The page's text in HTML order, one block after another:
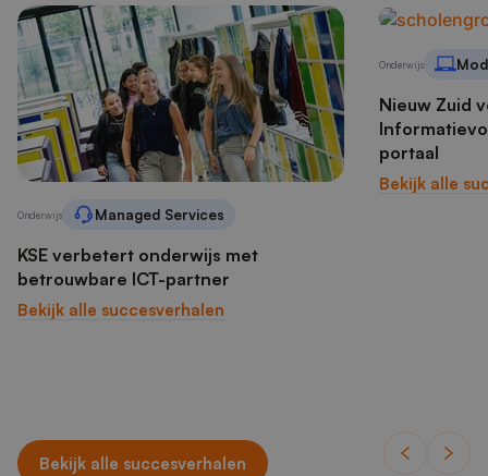
Onderwijs Managed Services
KSE verbetert onderwijs met
betrouwbare ICT-partner
Bekijk alle succesverhalen
Onderwijs
Nieuw Zuid
portaal
Bekijk alle
Bekijk alle succesverhalen